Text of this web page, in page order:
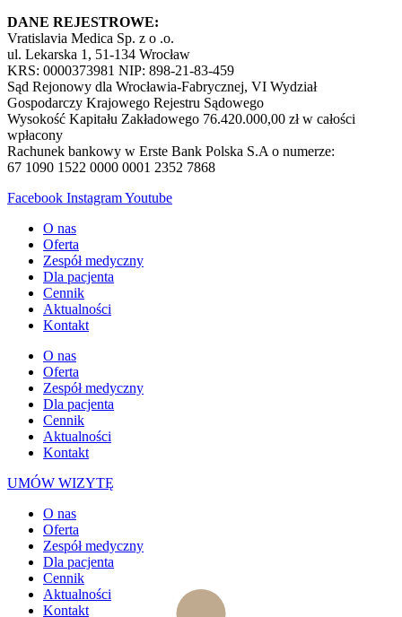
DANE REJESTROWE:
Vratislavia Medica Sp. z o .o.
ul. Lekarska 1, 51-134 Wrocław
KRS: 0000373981 NIP: 898-21-83-459
Sąd Rejonowy dla Wrocławia-Fabrycznej, VI Wydział
Gospodarczy Krajowego Rejestru Sądowego
Wysokość Kapitału Zakładowego 76.420.000,00 zł w całości
wpłacony
Rachunek bankowy w Erste Bank Polska S.A o numerze:
67 1090 1522 0000 0001 2352 7868
Facebook InstagramYoutube
O nas
Oferta
Zespół medyczny
Dla pacjenta
Cennik
Aktualności
Kontakt
O nas
Oferta
Zespół medyczny
Dla pacjenta
Cennik
Aktualności
Kontakt
UMÓW WIZYTĘ
O nas
Oferta
Zespół medyczny
Dla pacjenta
Cennik
Aktualności
Kontakt